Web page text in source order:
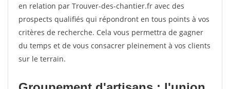
en relation par Trouver-des-chantier.fr avec des
prospects qualifiés qui répondront en tous points à vos
critères de recherche. Cela vous permettra de gagner
du temps et de vous consacrer pleinement à vos clients
sur le terrain.